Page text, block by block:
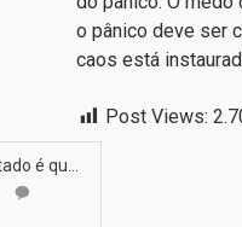
o pânico deve ser
caos está
Post Views: